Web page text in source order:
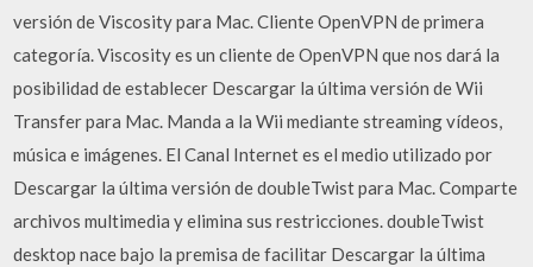
versión de Viscosity para Mac. Cliente OpenVPN de primera
categoría. Viscosity es un cliente de OpenVPN que nos dará la
posibilidad de establecer Descargar la última versión de Wii
Transfer para Mac. Manda a la Wii mediante streaming vídeos,
música e imágenes. El Canal Internet es el medio utilizado por
Descargar la última versión de doubleTwist para Mac. Comparte
archivos multimedia y elimina sus restricciones. doubleTwist
desktop nace bajo la premisa de facilitar Descargar la última